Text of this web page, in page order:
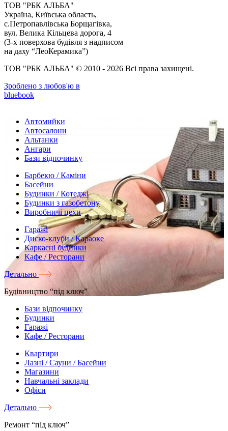
ТОВ "РБК АЛЬБА"
Україна, Київська область,
с.Петропавлівська Борщагівка,
вул. Велика Кільцева дорога, 4
(3-х поверхова будівля з надписом
на даху “ЛеоКерамика”)
ТОВ "РБК АЛЬБА" © 2010 - 2026 Всі права захищені.
Зроблено з любов'ю в
bluebook
Автомийки
Автосалони
Альтанки
Ангари
Бази відпочинку
Барбекю / Каміни
Басейни
Будинки / Котеджі
Будинки з газобетону
Виробничі цехи
Гаражі
Диско-клуби / Караоке
Каркасні будинки
Кафе / Ресторани
Детально
Будівництво “під ключ”
Бази відпочинку
Будинки
Гаражі
Кафе / Ресторани
Квартири
Лазні / Сауни / Басейни
Магазини
Навчальні заклади
Офіси
Детально
Ремонт “під ключ”